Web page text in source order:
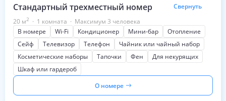
Стандартный трехместный номер
Свернуть
20 м2 · 1 комната · Максимум 3 человека
В номере
Wi-Fi Кондиционер Мини-бар
Отопление
Сейф
Телевизор Телефон
Чайник или чайный набор
Косметические наборы
Тапочки Фен
Для некурящих
Шкаф или гардероб
О номере